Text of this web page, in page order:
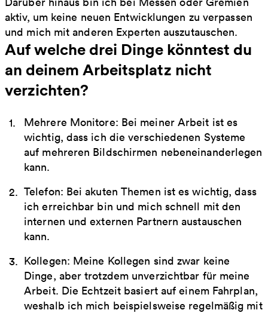
aktiv, um keine neuen Entwicklungen zu verpassen
und mich mit anderen Experten auszutauschen.
Auf welche drei Dinge könntest du
an deinem Arbeitsplatz nicht
verzichten?
Mehrere Monitore: Bei meiner Arbeit ist es
wichtig, dass ich die verschiedenen Systeme
auf mehreren Bildschirmen nebeneinanderlegen
kann.
Telefon: Bei akuten Themen ist es wichtig, dass
ich erreichbar bin und mich schnell mit den
internen und externen Partnern austauschen
kann.
Kollegen: Meine Kollegen sind zwar keine
Dinge, aber trotzdem unverzichtbar für meine
Arbeit. Die Echtzeit basiert auf einem Fahrplan,
weshalb ich mich beispielsweise regelmäßig mit